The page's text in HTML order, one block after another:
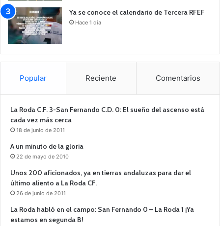
Ya se conoce el calendario de Tercera RFEF
Hace 1 día
Popular Reciente Comentarios
La Roda C.F. 3-San Fernando C.D. 0: El sueño del ascenso está
cada vez más cerca
18 de junio de 2011
A un minuto de la gloria
22 de mayo de 2010
Unos 200 aficionados, ya en tierras andaluzas para dar el
último aliento a La Roda CF.
26 de junio de 2011
La Roda habló en el campo: San Fernando 0 – La Roda 1 ¡Ya
estamos en segunda B!